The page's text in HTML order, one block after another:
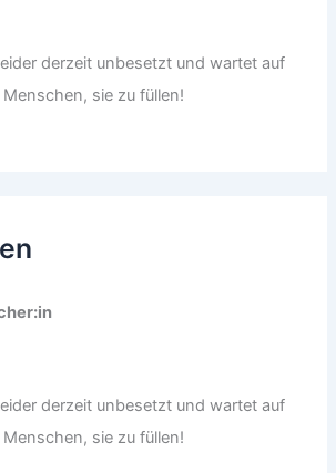
derzeit unbesetzt und wartet auf
sie zu füllen!
derzeit unbesetzt und wartet auf
sie zu füllen!